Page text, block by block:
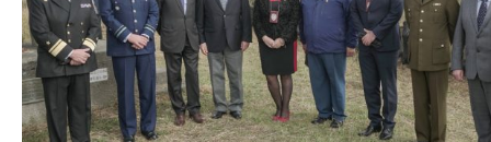
APP MÓVIL
TRANSPARENCIA